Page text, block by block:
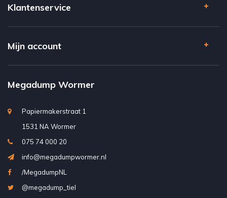
Klantenservice
Mijn account
Megadump Wormer
Papiermakerstraat 1
1531 NA Wormer
075 74 000 20
info@megadumpwormer.nl
/MegadumpNL
@megadump_tiel